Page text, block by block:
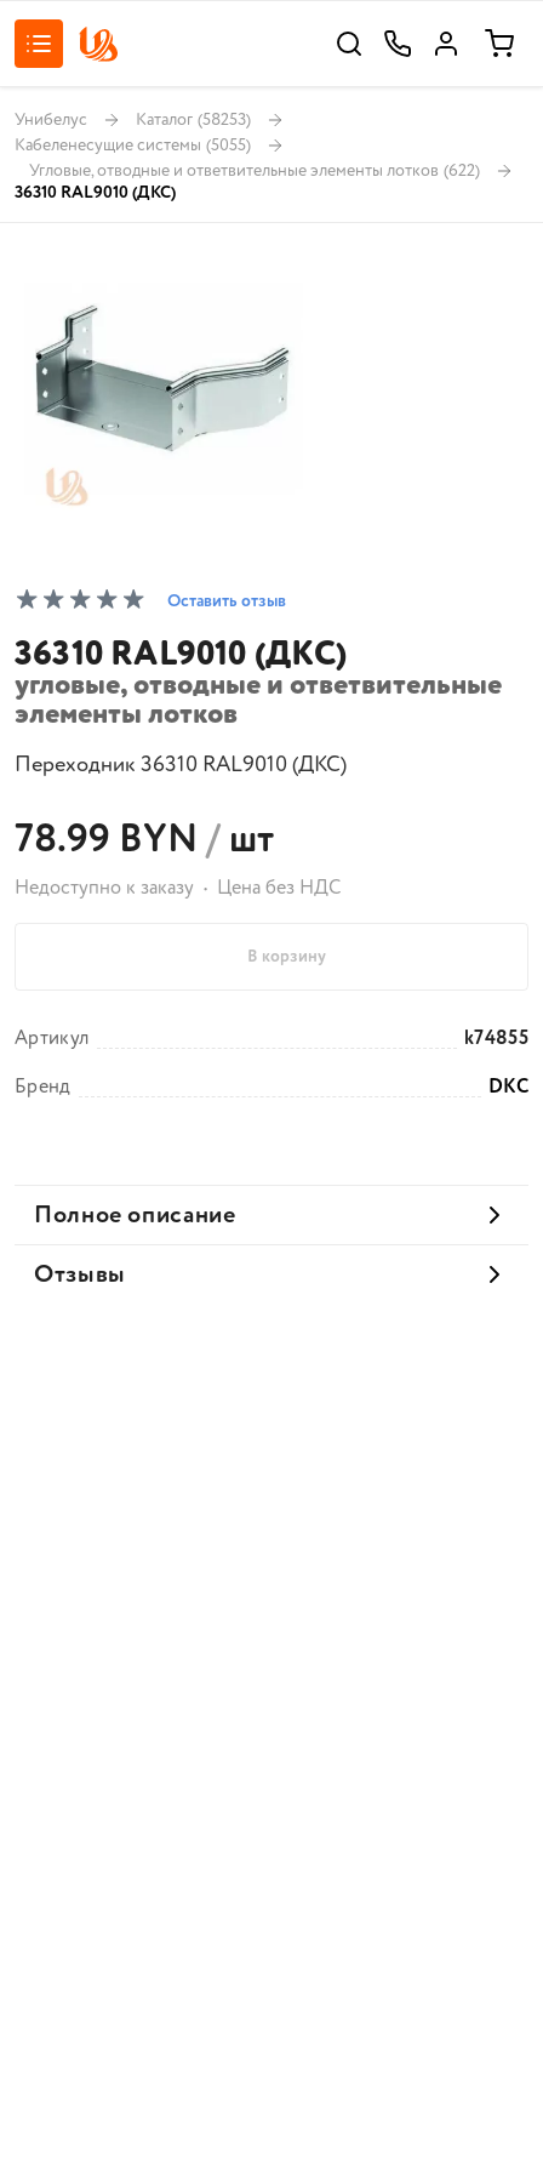
Унибелус Каталог (58253)
Кабеленесущие системы (5055)
Угловые, отводные и ответвительные элементы лотков (622)
36310 RAL9010 (ДКС)
Оставить отзыв
36310 RAL9010 (ДКС)
угловые, отводные и ответвительные
элементы лотков
Переходник 36310 RAL9010 (ДКС)
78.99 BYN/шт
Недоступно к заказу Цена без НДС
В корзину
Артикул
k74855
Бренд
DKC
Полное описание
Отзывы